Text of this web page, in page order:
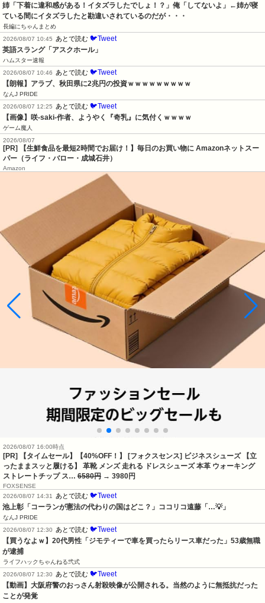
姉「下着に違和感がある！イタズラしたでしょ！？」俺「してないよ」←姉が寝
ている間にイタズラしたと勘違いされているのだが・・・
長編にちゃんまとめ
2026/08/07 10:45
あとで読む 🐦Tweet
英語スラング「アスクホール」
ハムスター速報
2026/08/07 10:46
あとで読む 🐦Tweet
【朗報】アラブ、秋田県に2兆円の投資ｗｗｗｗｗｗｗｗｗ
なんJ PRIDE
2026/08/07 12:25
あとで読む 🐦Tweet
【画像】咲-saki-作者、ようやく『奇乳』に気付くｗｗｗｗ
ゲーム魔人
2026/08/07
[PR] 【生鮮食品を最短2時間でお届け！】毎日のお買い物に Amazonネットスー
パー（ライフ・バロー・成城石井）
Amazon
2026/08/07 16:00時点
[PR] 【タイムセール】【40%OFF！】 [フォクスセンス] ビジネスシューズ 【立
ったままスッと履ける】 革靴 メンズ 走れる ドレスシューズ 本革 ウォーキング
ストレートチップ ス… 6580円 → 3980円
FOXSENSE
2026/08/07 14:31
あとで読む 🐦Tweet
池上彰「コーランが憲法の代わりの国はどこ？」ココリコ遠藤「…💡」
なんJ PRIDE
2026/08/07 12:30
あとで読む 🐦Tweet
【買うなよｗ】20代男性「ジモティーで車を買ったらリース車だった」53歳無職
が逮捕
ライフハックちゃんねる弐式
2026/08/07 12:30
あとで読む 🐦Tweet
【動画】大阪府警のおっさん射殺映像が公開される。当然のように無抵抗だった
ことが発覚